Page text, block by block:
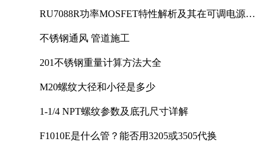
RU7088R功率MOSFET特性解析及其在可调电源设
不锈钢通风 管道施工
201不锈钢重量计算方法大全
M20螺纹大径和小径是多少
1-1/4 NPT螺纹参数及底孔尺寸详解
F1010E是什么管？能否用3205或3505代换